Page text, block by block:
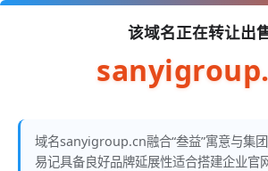
该域名正在转让出
域名sanyigroup.cn融合“叁益”寓意与集
易记具备良好品牌延展性适合搭建企业官